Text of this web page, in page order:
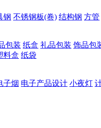
钢 不锈钢板(卷) 结构钢 方管
包装 纸盒 礼品包装 饰品包
料盒 纸袋
子烟 电子产品设计 小夜灯